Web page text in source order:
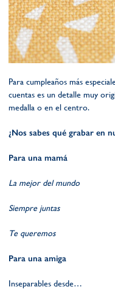
Para cumpleaños más
cuentas es un detalle muy
medalla o en el centro.
¿Nos sabes qué grabar en
Para una mamá
La mejor del mundo
Siempre juntas
Te queremos
Para una amiga
Inseparables desde…